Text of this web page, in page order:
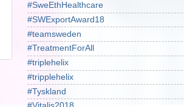
#SweEthHealthcare
#SWExportAward18
#teamsweden
#TreatmentForAll
#triplehelix
#tripplehelix
#Tyskland